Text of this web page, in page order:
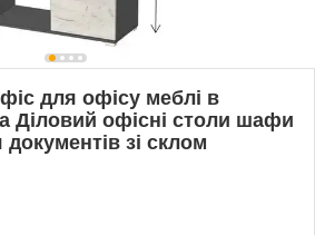
для офісу меблі в
Діловий офісні столи шафи
зі склом